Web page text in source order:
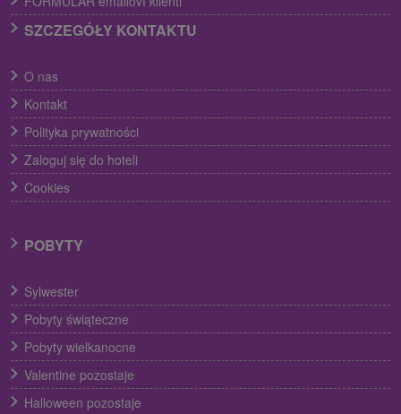
SZCZEGÓŁY KONTAKTU
O nas
Kontakt
Polityka prywatności
Zaloguj się do hoteli
Cookies
POBYTY
Sylwester
Pobyty świąteczne
Pobyty wielkanocne
Valentine pozostaje
Halloween pozostaje